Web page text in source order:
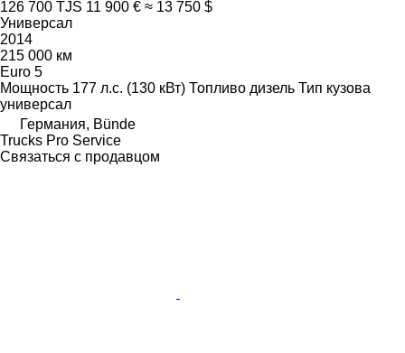
126 700 TJS 11 900 € ≈ 13 750 $
Универсал
2014
215 000 км
Euro 5
Мощность 177 л.с. (130 кВт) Топливо дизель Тип кузова
универсал
Германия, Bünde
Trucks Pro Service
Связаться с продавцом